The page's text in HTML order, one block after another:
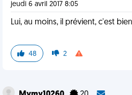
jeudi 6 avril 2017 8:05
Lui, au moins, il prévient, c'est
48 2